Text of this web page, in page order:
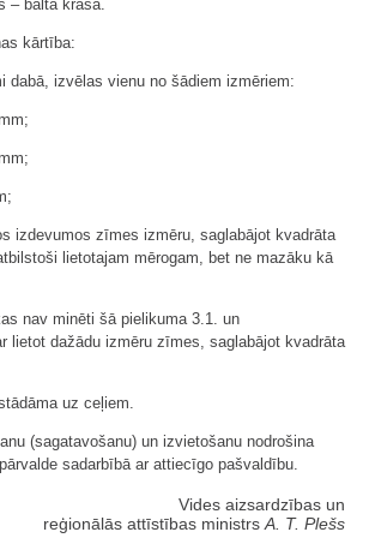
– baltā krāsā.
kārtība:
dabā, izvēlas vienu no šādiem izmēriem:
izdevumos zīmes izmēru, saglabājot kvadrāta
lietotajam mērogam, bet ne mazāku kā
nav minēti šā pielikuma 3.1. un
lietot dažādu izmēru zīmes, saglabājot kvadrāta
uz ceļiem.
(sagatavošanu) un izvietošanu nodrošina
sadarbībā ar attiecīgo pašvaldību.
Vides aizsardzības un
reģionālās attīstības ministrs A. T. Plešs